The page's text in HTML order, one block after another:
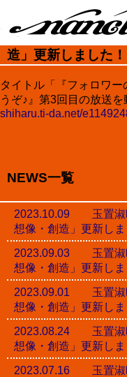
玉置淑晴ブログ「
造」更新しました！
タイトル「『フォロワ
うぞ♪』第3回目の放送を
shiharu.ti-da.net/
NEWS一覧
2023.10.09 玉置淑
想像・創造」更新しま
2023.09.03 玉置淑
想像・創造」更新しま
2023.09.01 玉置淑
想像・創造」更新しま
2023.08.24 玉置淑
想像・創造」更新しま
2023.07.16 玉置淑